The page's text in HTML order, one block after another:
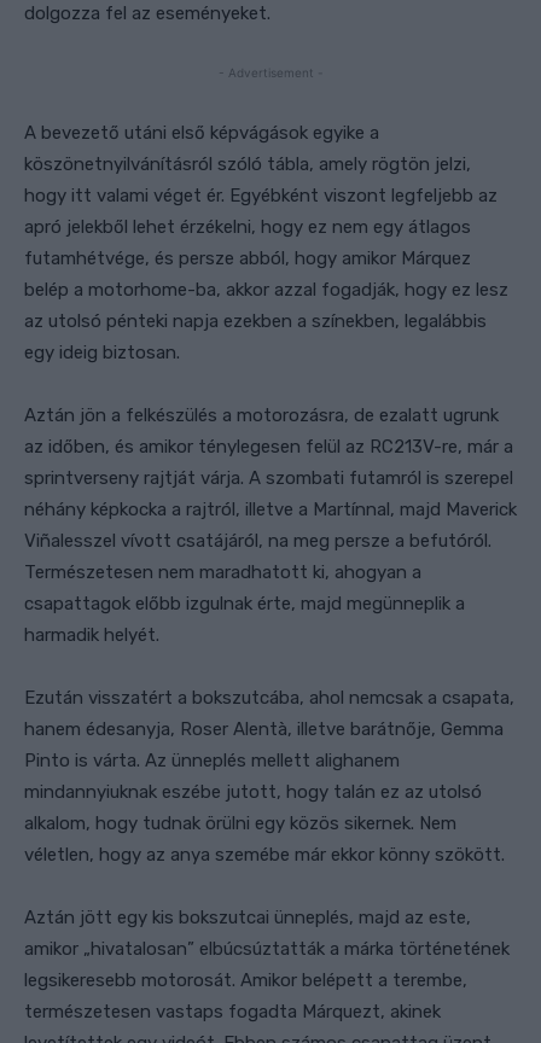
dolgozza fel az eseményeket.
- Advertisement -
A bevezető utáni első képvágások egyike a
köszönetnyilvánításról szóló tábla, amely rögtön jelzi,
hogy itt valami véget ér. Egyébként viszont legfeljebb az
apró jelekből lehet érzékelni, hogy ez nem egy átlagos
futamhétvége, és persze abból, hogy amikor Márquez
belép a motorhome-ba, akkor azzal fogadják, hogy ez lesz
az utolsó pénteki napja ezekben a színekben, legalábbis
egy ideig biztosan.
Aztán jön a felkészülés a motorozásra, de ezalatt ugrunk
az időben, és amikor ténylegesen felül az RC213V-re, már a
sprintverseny rajtját várja. A szombati futamról is szerepel
néhány képkocka a rajtról, illetve a Martínnal, majd Maverick
Viñalesszel vívott csatájáról, na meg persze a befutóról.
Természetesen nem maradhatott ki, ahogyan a
csapattagok előbb izgulnak érte, majd megünneplik a
harmadik helyét.
Ezután visszatért a bokszutcába, ahol nemcsak a csapata,
hanem édesanyja, Roser Alentà, illetve barátnője, Gemma
Pinto is várta. Az ünneplés mellett alighanem
mindannyiuknak eszébe jutott, hogy talán ez az utolsó
alkalom, hogy tudnak örülni egy közös sikernek. Nem
véletlen, hogy az anya szemébe már ekkor könny szökött.
Aztán jött egy kis bokszutcai ünneplés, majd az este,
amikor „hivatalosan” elbúcsúztatták a márka történetének
legsikeresebb motorosát. Amikor belépett a terembe,
természetesen vastaps fogadta Márquezt, akinek